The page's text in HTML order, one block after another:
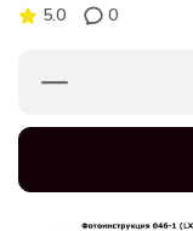
5.0 0